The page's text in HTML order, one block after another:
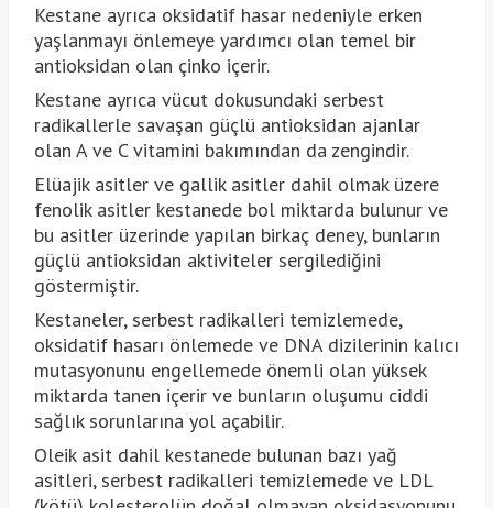
Kestane ayrıca oksidatif hasar nedeniyle erken
yaşlanmayı önlemeye yardımcı olan temel bir
antioksidan olan çinko içerir.
Kestane ayrıca vücut dokusundaki serbest
radikallerle savaşan güçlü antioksidan ajanlar
olan A ve C vitamini bakımından da zengindir.
Elüajik asitler ve gallik asitler dahil olmak üzere
fenolik asitler kestanede bol miktarda bulunur ve
bu asitler üzerinde yapılan birkaç deney, bunların
güçlü antioksidan aktiviteler sergilediğini
göstermiştir.
Kestaneler, serbest radikalleri temizlemede,
oksidatif hasarı önlemede ve DNA dizilerinin kalıcı
mutasyonunu engellemede önemli olan yüksek
miktarda tanen içerir ve bunların oluşumu ciddi
sağlık sorunlarına yol açabilir.
Oleik asit dahil kestanede bulunan bazı yağ
asitleri, serbest radikalleri temizlemede ve LDL